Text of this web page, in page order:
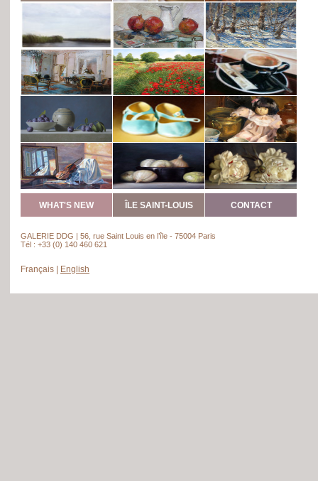
WHAT'S NEW ÎLE SAINT-LOUIS CONTACT
GALERIE DDG | 56, rue Saint Louis en l’île - 75004 Paris
Tél : +33 (0) 140 460 621
Français English